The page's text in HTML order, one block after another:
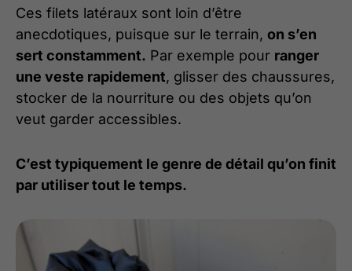
Ces filets latéraux sont loin d’être
anecdotiques, puisque sur le terrain, on s’en
sert constamment. Par exemple pour ranger
une veste rapidement, glisser des chaussures,
stocker de la nourriture ou des objets qu’on
veut garder accessibles.
C’est typiquement le genre de détail qu’on finit
par utiliser tout le temps.